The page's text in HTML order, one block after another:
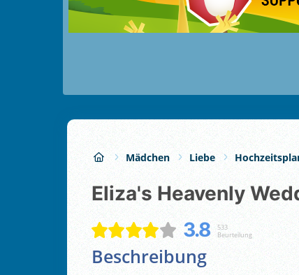
Mädchen Liebe
Eliza's Heavenly
3.8
533
Beurteilung
Beschreibung